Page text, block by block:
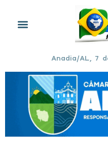
Anadia/AL, 7